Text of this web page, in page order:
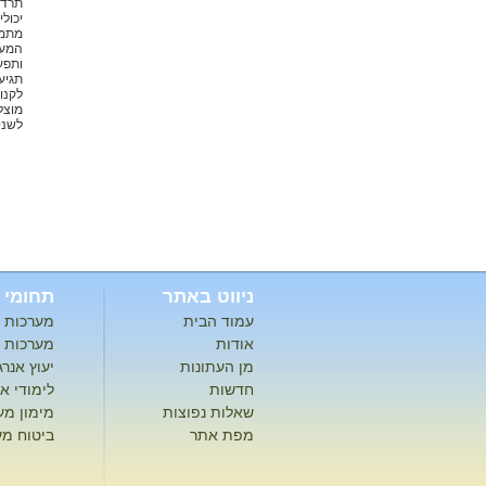
ניווט באתר
עמוד הבית
אודות
מן העתונות
חדשות
שאלות נפוצות
מפת אתר
מערכות
מערכות
יעוץ
לימודי
מימון
ביטוח